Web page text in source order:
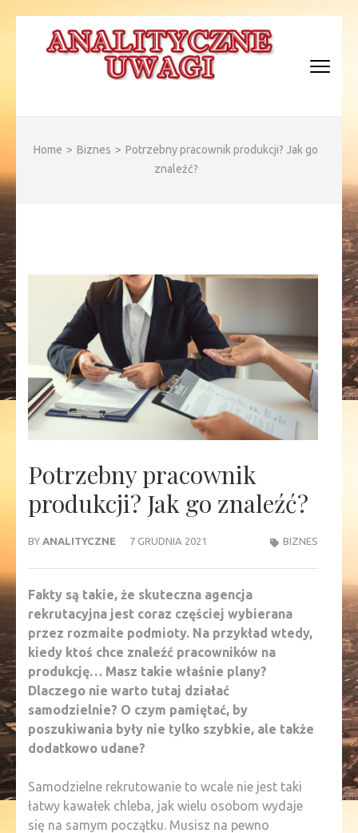
Home > Biznes > Potrzebny pracownik produkcji? Jak go
znaleźć?
Potrzebny pracownik
produkcji? Jak go znaleźć?
BY ANALITYCZNE 7 GRUDNIA 2021 BIZNES
Fakty są takie, że skuteczna agencja
rekrutacyjna jest coraz częściej wybierana
przez rozmaite podmioty. Na przykład wtedy,
kiedy ktoś chce znaleźć pracowników na
produkcję… Masz takie właśnie plany?
Dlaczego nie warto tutaj działać
samodzielnie? O czym pamiętać, by
poszukiwania były nie tylko szybkie, ale także
dodatkowo udane?
Samodzielne rekrutowanie to wcale nie jest taki
łatwy kawałek chleba, jak wielu osobom wydaje
się na samym początku. Musisz na pewno